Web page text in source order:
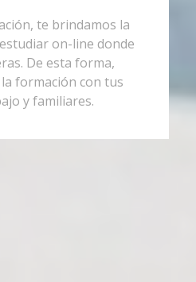
te brindamos la
on-line donde
De esta forma,
formación con tus
y familiares.